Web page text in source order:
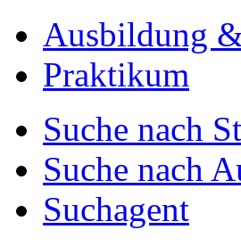
Ausbildung
Praktikum
Suche nach
Suche nach
Suchagent